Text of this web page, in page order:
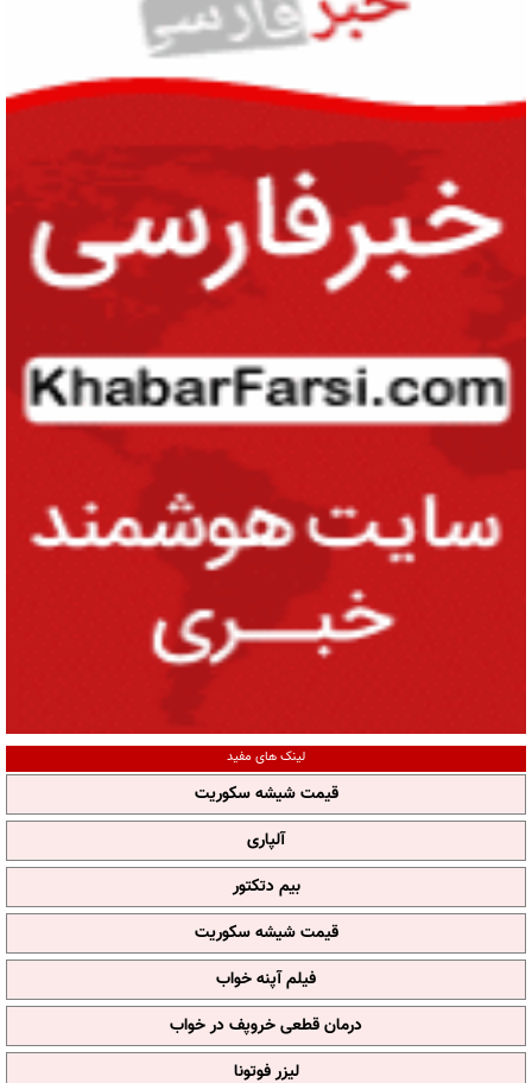
لینک های مفید
قیمت شیشه سکوریت
آلپاری
بیم دتکتور
قیمت شیشه سکوریت
فیلم آپنه خواب
درمان قطعی خروپف در خواب
لیزر فوتونا